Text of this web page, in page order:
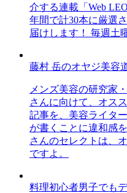
介する連載「Web
年間で計30本に厳選
届けします！ 毎週土
藤村 岳のオヤジ美容
メンズ美容の研究家
さんに向けて、オス
記事を、美容ライタ
が書くことに違和感
さんのセレクトは、
ですよ。
料理初心者男子でも